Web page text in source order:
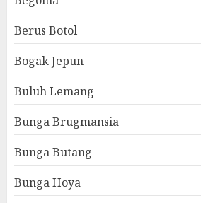
Berus Botol
Bogak Jepun
Buluh Lemang
Bunga Brugmansia
Bunga Butang
Bunga Hoya